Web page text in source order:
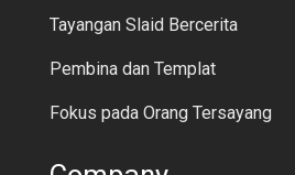
Tayangan Slaid Bercerita
Pembina dan Templat
Fokus pada Orang Tersayang